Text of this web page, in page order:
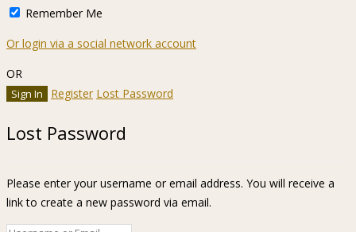
Remember Me
Or login via a social network account
OR
Register Lost Password
Lost Password
Please enter your username or email address. You will receive a
link to create a new password via email.